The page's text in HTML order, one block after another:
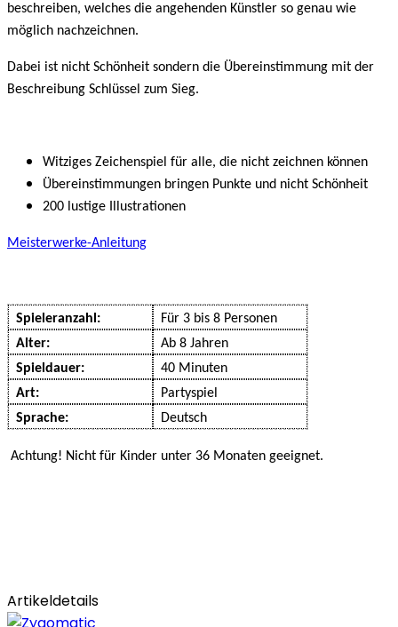
beschreiben, welches die angehenden Künstler so genau wie
möglich nachzeichnen.
Dabei ist nicht Schönheit sondern die Übereinstimmung mit der
Beschreibung Schlüssel zum Sieg.
Witziges Zeichenspiel für alle, die nicht zeichnen können
Übereinstimmungen bringen Punkte und nicht Schönheit
200 lustige Illustrationen
Meisterwerke-Anleitung
Spieleranzahl:
Für 3 bis 8 Personen
Alter:
Ab 8 Jahren
Spieldauer:
40 Minuten
Art:
Partyspiel
Sprache:
Deutsch
Achtung! Nicht für Kinder unter 36 Monaten geeignet.
Artikeldetails